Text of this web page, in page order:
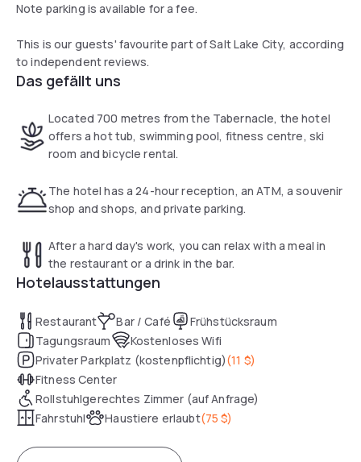
Note parking is available for a fee.
This is our guests' favourite part of Salt Lake City, according
to independent reviews.
Das gefällt uns
Located 700 metres from the Tabernacle, the hotel
offers a hot tub, swimming pool, fitness centre, ski
room and bicycle rental.
The hotel has a 24-hour reception, an ATM, a souvenir
shop and shops, and private parking.
After a hard day's work, you can relax with a meal in
the restaurant or a drink in the bar.
Hotelausstattungen
Restaurant Bar / Café
Frühstücksraum
Tagungsraum
Kostenloses Wifi
Privater Parkplatz (kostenpflichtig)(11 $)
Fitness Center
Rollstuhlgerechtes Zimmer (auf Anfrage)
Fahrstuhl
Haustiere erlaubt(75 $)